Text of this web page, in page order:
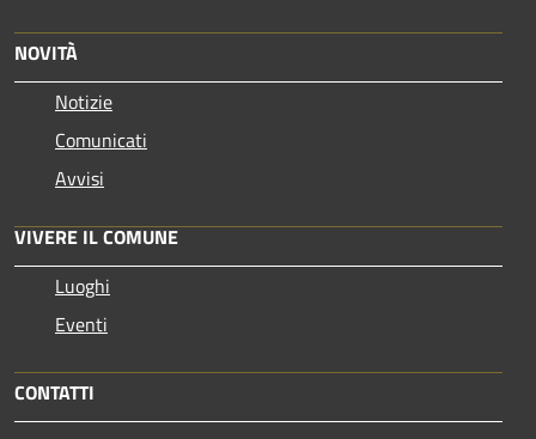
NOVITÀ
Notizie
Comunicati
Avvisi
VIVERE IL COMUNE
Luoghi
Eventi
CONTATTI